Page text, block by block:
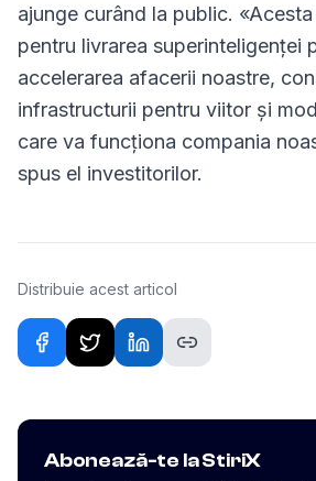
ajunge curând la public.
pentru livrarea superinteligenței
accelerarea afacerii noastre,
infrastructurii pentru viitor și
care va funcționa compania
spus el investitorilor.
Distribuie acest articol
Abonează-te la StiriX